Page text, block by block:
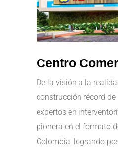
Centro
De la visión a la
construcción récord
expertos en
pionera en el formato
Colombia, logrando